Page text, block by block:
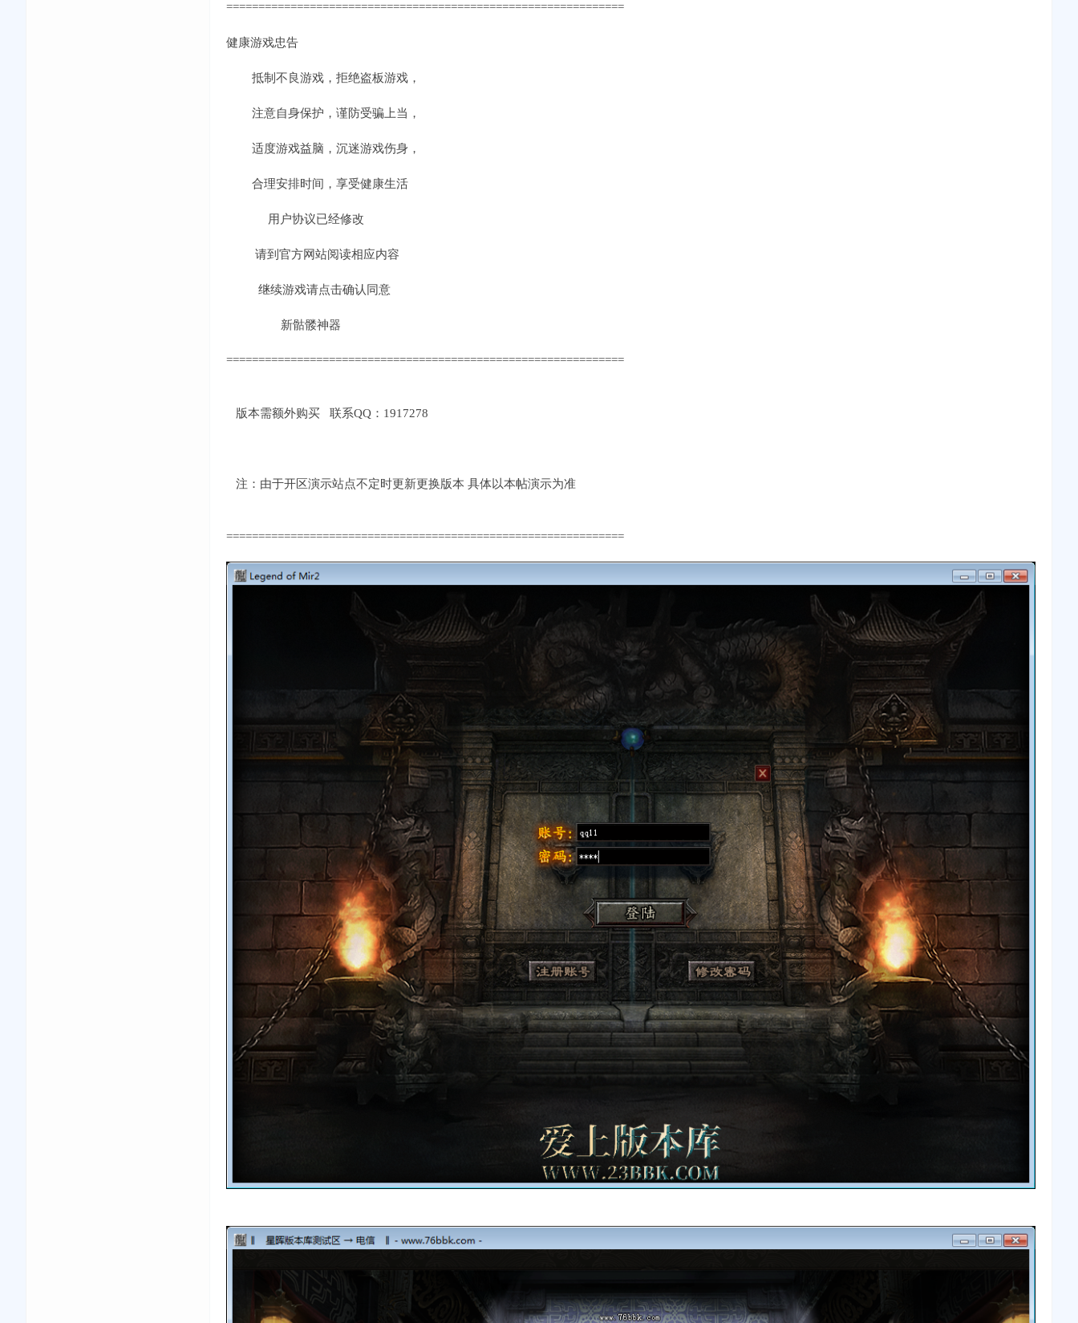
==============================================================
健康游戏忠告
抵制不良游戏，拒绝盗板游戏，
注意自身保护，谨防受骗上当，
适度游戏益脑，沉迷游戏伤身，
合理安排时间，享受健康生活
用户协议已经修改
请到官方网站阅读相应内容
继续游戏请点击确认同意
新骷髅神器
==============================================================
版本需额外购买 联系QQ：1917278
注：由于开区演示站点不定时更新更换版本 具体以本帖演示为准
==============================================================